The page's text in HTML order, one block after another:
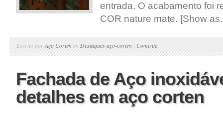
entrada. O acabamento foi
COR nature mate. [Show
Escrito porAço Cortenen Destaques aço-corten | Comenta
Fachada de Aço
detalhes em aço corten